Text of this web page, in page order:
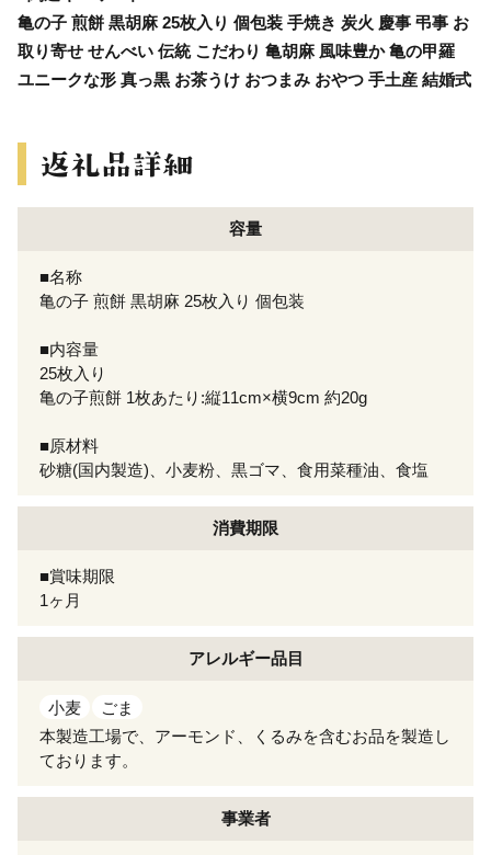
亀の子 煎餅 黒胡麻 25枚入り 個包装 手焼き 炭火 慶事 弔事 お
取り寄せ せんべい 伝統 こだわり 亀胡麻 風味豊か 亀の甲羅
ユニークな形 真っ黒 お茶うけ おつまみ おやつ 手土産 結婚式
容量
■名称
亀の子 煎餅 黒胡麻 25枚入り 個包装
■内容量
25枚入り
亀の子煎餅 1枚あたり:縦11cm×横9cm 約20g
■原材料
砂糖(国内製造)、小麦粉、黒ゴマ、食用菜種油、食塩
消費期限
■賞味期限
1ヶ月
アレルギー品目
小麦
ごま
本製造工場で、アーモンド、くるみを含むお品を製造し
ております。
事業者